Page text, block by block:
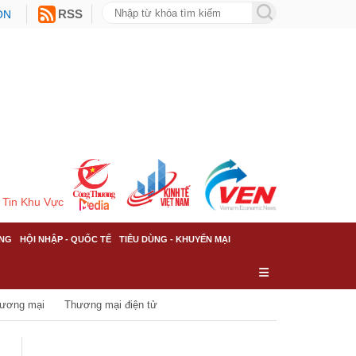
RSS
Tin Khu Vực
HỘI NHẬP - QUỐC TẾ TIÊU DÙNG - KHUYẾN MẠI
mại Thương mại điện tử